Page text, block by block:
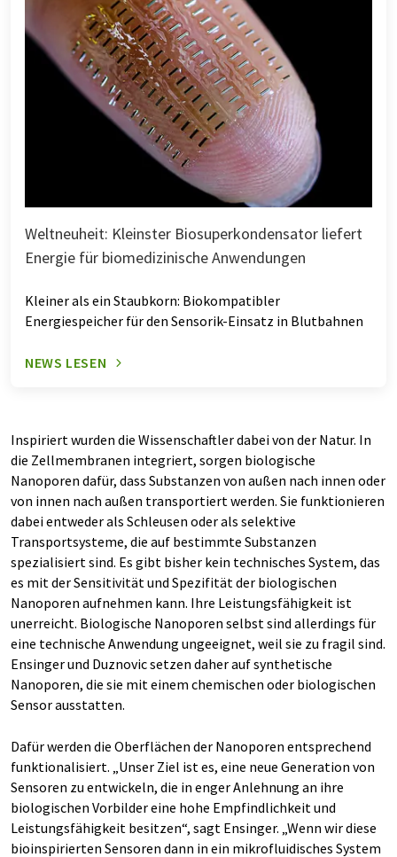
Weltneuheit: Kleinster Biosuperkondensator liefert
Energie für biomedizinische Anwendungen
Kleiner als ein Staubkorn: Biokompatibler
Energiespeicher für den Sensorik-Einsatz in Blutbahnen
NEWS LESEN
Inspiriert wurden die Wissenschaftler dabei von der Natur. In
die Zellmembranen integriert, sorgen biologische
Nanoporen dafür, dass Substanzen von außen nach innen oder
von innen nach außen transportiert werden. Sie funktionieren
dabei entweder als Schleusen oder als selektive
Transportsysteme, die auf bestimmte Substanzen
spezialisiert sind. Es gibt bisher kein technisches System, das
es mit der Sensitivität und Spezifität der biologischen
Nanoporen aufnehmen kann. Ihre Leistungsfähigkeit ist
unerreicht. Biologische Nanoporen selbst sind allerdings für
eine technische Anwendung ungeeignet, weil sie zu fragil sind.
Ensinger und Duznovic setzen daher auf synthetische
Nanoporen, die sie mit einem chemischen oder biologischen
Sensor ausstatten.
Dafür werden die Oberflächen der Nanoporen entsprechend
funktionalisiert. „Unser Ziel ist es, eine neue Generation von
Sensoren zu entwickeln, die in enger Anlehnung an ihre
biologischen Vorbilder eine hohe Empfindlichkeit und
Leistungsfähigkeit besitzen“, sagt Ensinger. „Wenn wir diese
bioinspirierten Sensoren dann in ein mikrofluidisches System